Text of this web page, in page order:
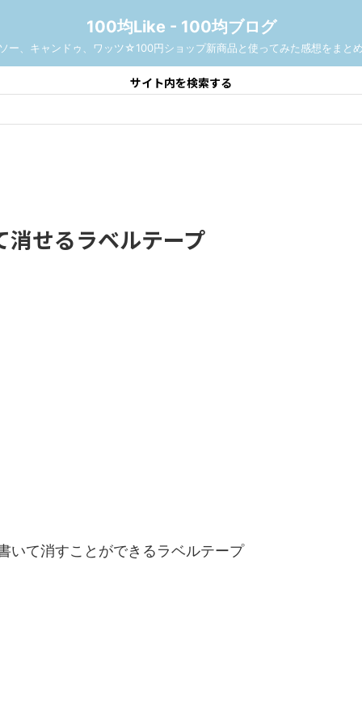
100均Like - 100均ブログ
ー、キャンドゥ、ワッツ☆100円ショップ新商品と使ってみた感想をまと
サイト内を検索する
せるラベルテープ
いて消すことができるラベルテープ